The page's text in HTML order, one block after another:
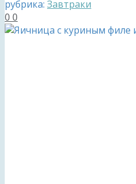
рубрика: Завтраки
0 0